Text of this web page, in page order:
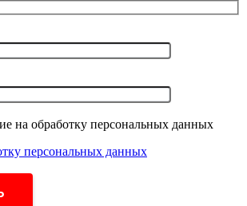
на обработку персональных данных
персональных данных